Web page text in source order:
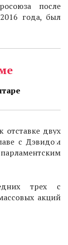
после
года, был
отставке двух
с Дэвидом
трех с
акций